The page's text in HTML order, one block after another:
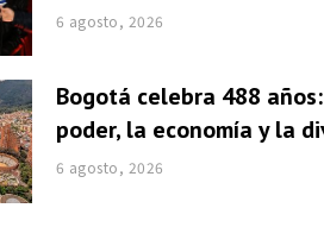
6 agosto, 2026
Bogotá celebra 488
poder, la economía y la
6 agosto, 2026